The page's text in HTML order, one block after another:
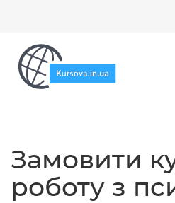
Замовити
роботу з
Гарантії
Відгуки